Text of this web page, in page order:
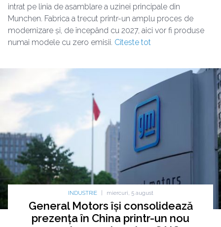
intrat pe linia de asamblare a uzinei principale din
Munchen. Fabrica a trecut printr-un amplu proces de
modernizare și, de începând cu 2027, aici vor fi produse
numai modele cu zero emisii. Citeste tot
INDUSTRIE miercuri, 5 august
General Motors își consolidează
prezența în China printr-un nou